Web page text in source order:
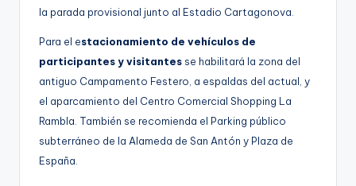
la parada provisional junto al Estadio Cartagonova.
Para el estacionamiento de vehículos de
participantes y visitantes se habilitará la zona del
antiguo Campamento Festero, a espaldas del actual, y
el aparcamiento del Centro Comercial Shopping La
Rambla. También se recomienda el Parking público
subterráneo de la Alameda de San Antón y Plaza de
España.